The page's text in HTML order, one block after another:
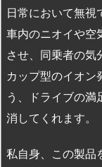
日常において無視
車内のニオイや空
させ、同乗者の気
カップ型のイオン
う、ドライブの
消してくれます。
私自身、この製品